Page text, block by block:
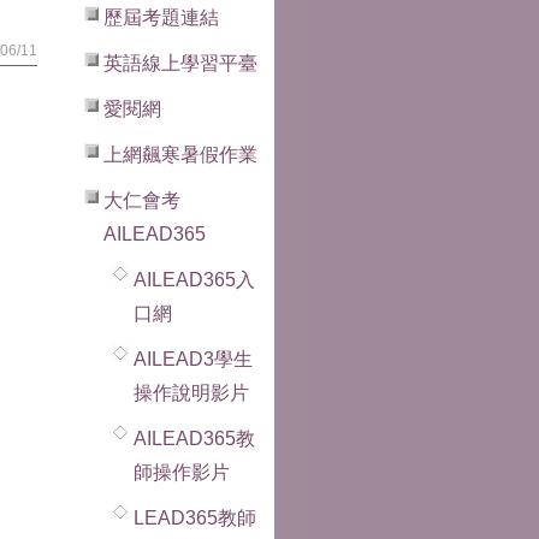
11
歷屆考題連結
英語線上學習平臺
愛閱網
上網飆寒暑假作業
大仁會考
AILEAD365
AILEAD365入
口網
AILEAD3學生
操作說明影片
AILEAD365教
師操作影片
LEAD365教師